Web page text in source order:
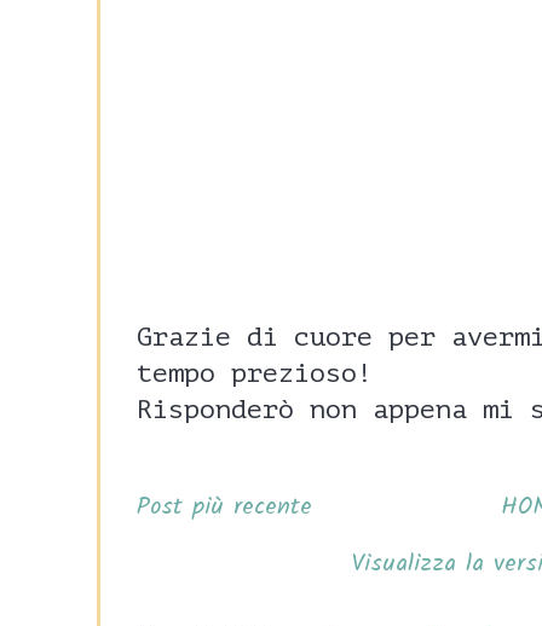
Grazie di cuore per
tempo prezioso!
Risponderò non appena
Post più recente
Visualizza la